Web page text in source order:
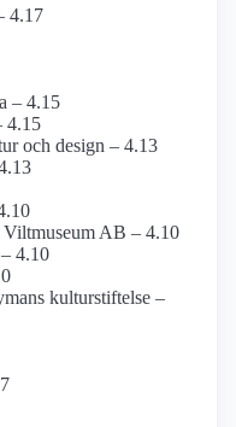
4.17
– 4.15
4.15
och design – 4.13
AB – 4.10
4.10
kulturstiftelse –